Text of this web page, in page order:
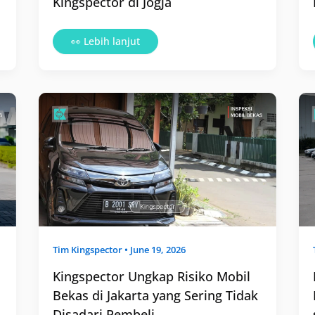
👀 Lebih lanjut
Tim Kingspector • June 19, 2026
Kingspector Ungkap Risiko Mobil
Bekas di Jakarta yang Sering Tidak
Kingspector
Ungkap
Risiko
Mobil
Bekas
di
Jakarta
yang
Sering
Tidak
Disadari
Pembeli